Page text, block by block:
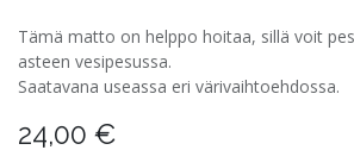
Tämä matto on helppo hoitaa, sillä voit
asteen vesipesussa.
Saatavana useassa eri värivaihtoehdossa.
24,00 €